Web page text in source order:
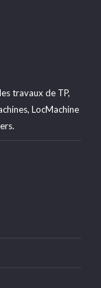
travaux de TP,
LocMachine